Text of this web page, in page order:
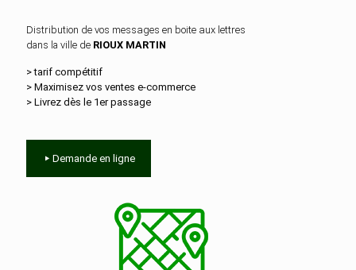
Distribution de vos messages en boite aux lettres
dans la ville de RIOUX MARTIN
> tarif compétitif
> Maximisez vos ventes e‑commerce
> Livrez dès le 1er passage
Demande en ligne